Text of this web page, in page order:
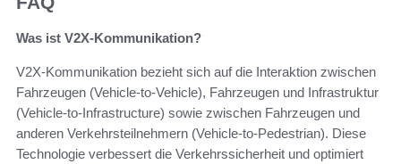
Was ist V2X-Kommunikation?
V2X-Kommunikation bezieht sich auf die Interaktion zwischen
Fahrzeugen (Vehicle-to-Vehicle), Fahrzeugen und Infrastruktur
(Vehicle-to-Infrastructure) sowie zwischen Fahrzeugen und
anderen Verkehrsteilnehmern (Vehicle-to-Pedestrian). Diese
Technologie verbessert die Verkehrssicherheit und optimiert